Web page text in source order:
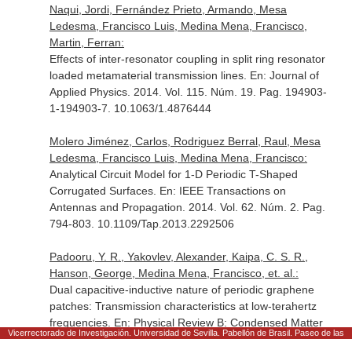
Naqui, Jordi, Fernández Prieto, Armando, Mesa
Ledesma, Francisco Luis, Medina Mena, Francisco,
Martin, Ferran:
Effects of inter-resonator coupling in split ring resonator
loaded metamaterial transmission lines. En: Journal of
Applied Physics. 2014. Vol. 115. Núm. 19. Pag. 194903-
1-194903-7. 10.1063/1.4876444
Molero Jiménez, Carlos, Rodriguez Berral, Raul, Mesa
Ledesma, Francisco Luis, Medina Mena, Francisco:
Analytical Circuit Model for 1-D Periodic T-Shaped
Corrugated Surfaces. En: IEEE Transactions on
Antennas and Propagation . 2014. Vol. 62. Núm. 2. Pag.
794-803. 10.1109/Tap.2013.2292506
Padooru, Y. R., Yakovlev, Alexander, Kaipa, C. S. R.,
Hanson, George, Medina Mena, Francisco, et. al.:
Dual capacitive-inductive nature of periodic graphene
patches: Transmission characteristics at low-terahertz
frequencies. En: Physical Review B: Condensed Matter
Vicerrectorado de Investigación. Universidad de Sevilla. Pabellón de Brasil. Paseo de las